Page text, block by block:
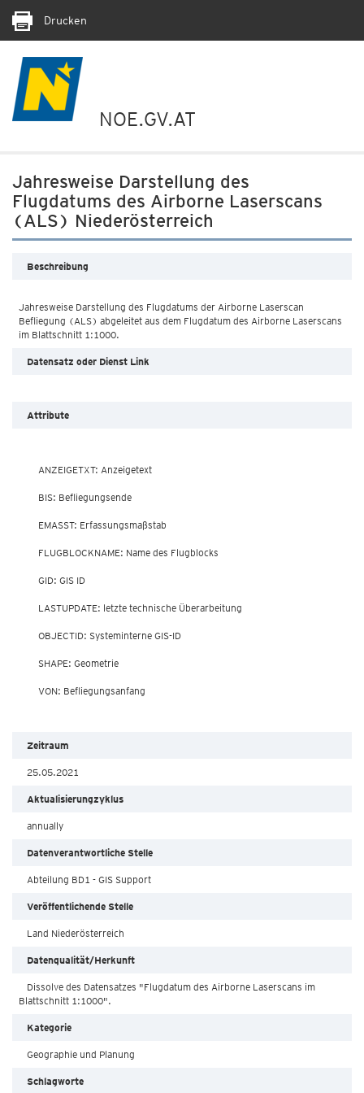
Drucken
NOE.GV.AT
Jahresweise Darstellung des
Flugdatums des Airborne Laserscans
(ALS) Niederösterreich
Beschreibung
Jahresweise Darstellung des Flugdatums der Airborne Laserscan
Befliegung (ALS) abgeleitet aus dem Flugdatum des Airborne Laserscans
Datensatz oder Dienst Link
Attribute
Zeitraum
25.05.2021
Aktualisierungzyklus
annually
Datenverantwortliche Stelle
Abteilung BD1 - GIS Support
Veröffentlichende Stelle
Land Niederösterreich
Datenqualität/Herkunft
Dissolve des Datensatzes "Flugdatum des Airborne Laserscans im
Blattschnitt 1:1000".
Kategorie
Geographie und Planung
Schlagworte